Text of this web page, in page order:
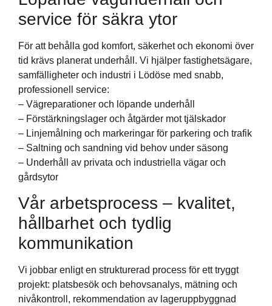
service för säkra ytor
För att behålla god komfort, säkerhet och ekonomi över
tid krävs planerat underhåll. Vi hjälper fastighetsägare,
samfälligheter och industri i Lödöse med snabb,
professionell service:
– Vägreparationer och löpande underhåll
– Förstärkningslager och åtgärder mot tjälskador
– Linjemålning och markeringar för parkering och trafik
– Saltning och sandning vid behov under säsong
– Underhåll av privata och industriella vägar och
gårdsytor
Vår arbetsprocess – kvalitet,
hållbarhet och tydlig
kommunikation
Vi jobbar enligt en strukturerad process för ett tryggt
projekt: platsbesök och behovsanalys, mätning och
nivåkontroll, rekommendation av lageruppbyggnad